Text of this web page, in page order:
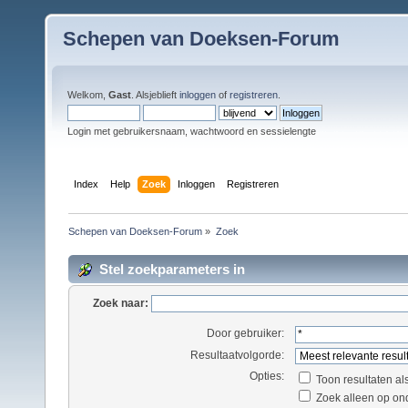
Schepen van Doeksen-Forum
Welkom, Gast . Alsjeblieft inloggen of registreren
Login met gebruikersnaam, wachtwoord en sessielengte
Index Help Zoek Inloggen Registreren
Schepen van Doeksen-Forum » Zoek
Stel zoekparameters in
Zoek naar:
Door gebruiker:
Resultaatvolgorde:
Opties:
Toon resultaten
Zoek alleen op